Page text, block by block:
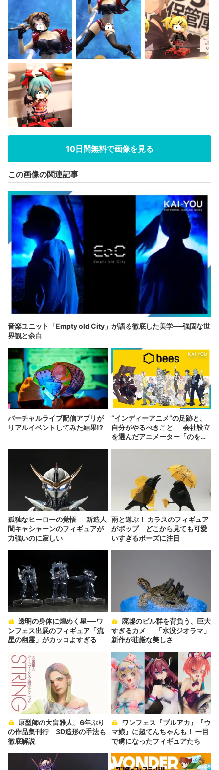
10日間無料で画像を見る
この画像の関連記事
音楽ユニット「Empty old City」が語る徹底した美学──強固な世
界観と余白
バーチャルライブ配信アプリが
リアルイベントしてみた結果!?
“インディーアニメ“の足跡と、
自分がやるべきこと──会社設立
を選んだアニメーター「のを
孤独なヒーローの覚悟──新造人
間キャシャーンのフィギュアが
力強いのに寂しい
雨と遊ぶ！ カラスのフィギュア
がポップ どこから見ても可愛
いすぎるポーズに注目
ンフェス出展のフィギュア「流
星の幽霊」がカッコよすぎる
すぎるカメ──「水没ジオラマ」
新作が荘厳な美しさ
の作品集刊行 3D造形の手法も
徹底解説
マ娘』に超てんちゃんも！ 一目
で虜になったフィギュアたち